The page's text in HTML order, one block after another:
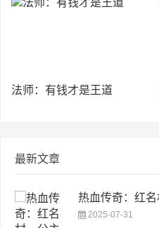
法师：有钱才是王道
最新文章
热血传奇：红名
2025-07-31